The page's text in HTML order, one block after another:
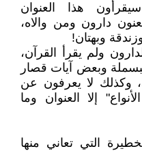
هذا العنوان
دارون ومن والاه،
وبهتان!
ولم يقرأ القرآن،
وبعض آيات قصار
وكذلك لا يعرفون عن
إلا العنوان وما
التي تعاني منها